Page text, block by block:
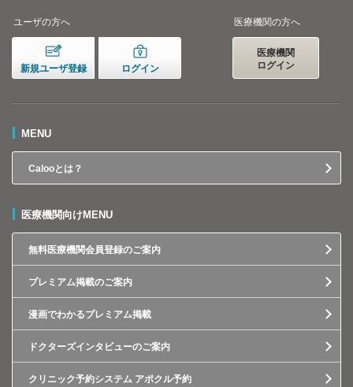
ユーザの方へ
新規ユーザ登録 ログイン
医療機関の方へ
医療機関
ログイン
MENU
Calooとは？
医療機関向けMENU
無料医療機関会員登録のご案内
プレミアム掲載のご案内
漫画でわかるプレミアム掲載
ドクターズインタビューのご案内
クリニック予約システム アポクル予約